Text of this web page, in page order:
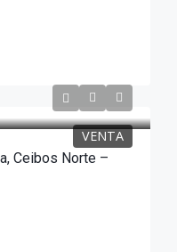
VENTA
Ceibos Norte –